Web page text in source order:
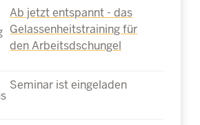
Ab jetzt entspannt - das
Gelassenheitstraining für
den Arbeitsdschungel
Seminar ist eingeladen